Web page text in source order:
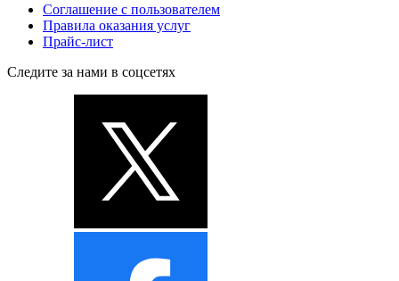
Соглашение с пользователем
Правила оказания услуг
Прайс-лист
Следите за нами в соцсетях